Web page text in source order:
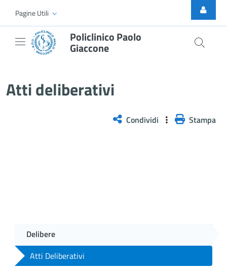
Skip to Main Content
Pagine Utili
Policlinico Paolo
Giaccone
Atti deliberativi
Condividi Stampa
Delibere
Atti Deliberativi